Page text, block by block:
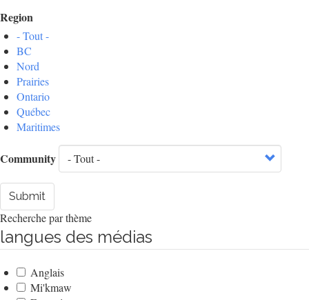
Region
- Tout -
BC
Nord
Prairies
Ontario
Québec
Maritimes
Community
Submit
Recherche par thème
langues des médias
Anglais
Mi'kmaw